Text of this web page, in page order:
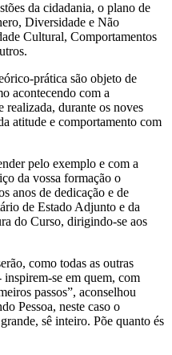
da cidadania, o plano de
Diversidade e Não
Cultural, Comportamentos
prática são objeto de
acontecendo com a
durante os noves
atitude e comportamento com
pelo exemplo e com a
da vossa formação o
anos de dedicação e de
de Estado Adjunto e da
do Curso, dirigindo-se aos
como todas as outras
inspirem-se em quem, com
passos”, aconselhou
Pessoa, neste caso o
sê inteiro. Põe quanto és